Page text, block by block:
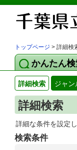
トップページ > 詳細検
かんたん
詳細検索 ジャン
詳細検索
詳細な条件を設定
検索条件